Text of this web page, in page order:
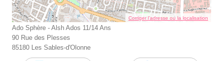
Corriger l’adresse ou la localisation
Ado Sphère - Alsh Ados 11/14 Ans
90 Rue des Plesses
85180 Les Sables-d'Olonne